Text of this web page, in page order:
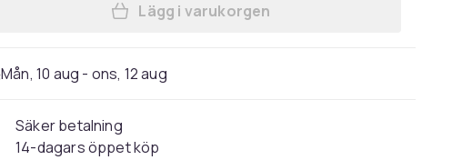
Lägg till Vår Kokbok Student (Bok /
Lägg i varukorgen
Mån, 10 aug - ons, 12 aug
Säker betalning
14-dagars öppet köp